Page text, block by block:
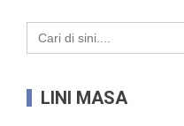
Search
for:
LINI MASA